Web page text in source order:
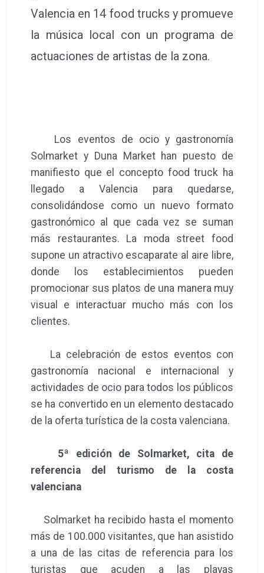
Valencia en 14 food trucks y promueve
la música local con un programa de
actuaciones de artistas de la zona.
Los eventos de ocio y gastronomía
Solmarket y Duna Market han puesto de
manifiesto que el concepto food truck ha
llegado a Valencia para quedarse,
consolidándose como un nuevo formato
gastronómico al que cada vez se suman
más restaurantes. La moda street food
supone un atractivo escaparate al aire libre,
donde los establecimientos pueden
promocionar sus platos de una manera muy
visual e interactuar mucho más con los
clientes.
La celebración de estos eventos con
gastronomía nacional e internacional y
actividades de ocio para todos los públicos
se ha convertido en un elemento destacado
de la oferta turística de la costa valenciana.
5ª edición de Solmarket, cita de
referencia del turismo de la costa
valenciana
Solmarket ha recibido hasta el momento
más de 100.000 visitantes, que han asistido
a una de las citas de referencia para los
turistas que acuden a las playas